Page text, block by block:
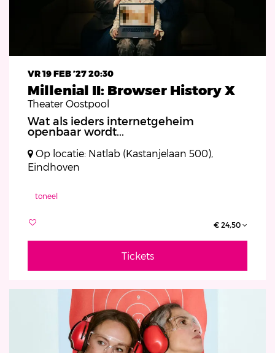
Millenial II: Browser History X
Theater Oostpool
VR 19 FEB ’2720:30
Wat als ieders internetgeheim
openbaar wordt...
Op locatie: Natlab (Kastanjelaan 500),
Eindhoven
toneel
€ 24,50
Tickets